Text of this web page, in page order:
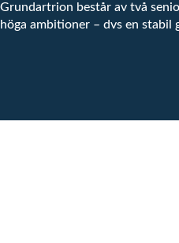
Grundartrion består av två
höga ambitioner – dvs en